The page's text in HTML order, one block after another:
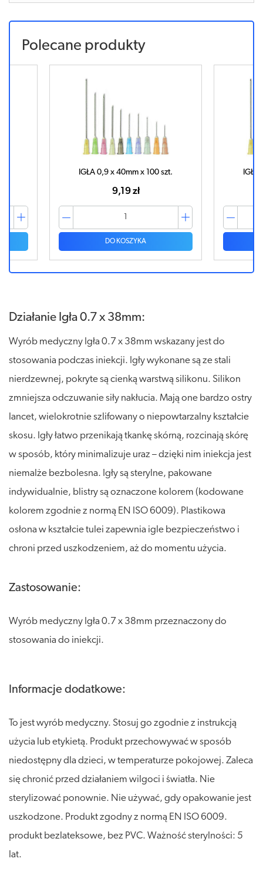
Polecane produkty
IGŁA 0,9 x 40mm x 100 szt.
9,19 zł
DO KOSZYKA
Działanie Igła 0.7 x 38mm:
Wyrób medyczny Igła 0.7 x 38mm wskazany jest do
stosowania podczas iniekcji. Igły wykonane są ze stali
nierdzewnej, pokryte są cienką warstwą silikonu. Silikon
zmniejsza odczuwanie siły nakłucia. Mają one bardzo ostry
lancet, wielokrotnie szlifowany o niepowtarzalny kształcie
skosu. Igły łatwo przenikają tkankę skórną, rozcinają skórę
w sposób, który minimalizuje uraz – dzięki nim iniekcja jest
niemalże bezbolesna. Igły są sterylne, pakowane
indywidualnie, blistry są oznaczone kolorem (kodowane
kolorem zgodnie z normą EN ISO 6009). Plastikowa
osłona w kształcie tulei zapewnia igle bezpieczeństwo i
chroni przed uszkodzeniem, aż do momentu użycia.
Zastosowanie:
Wyrób medyczny Igła 0.7 x 38mm przeznaczony do
stosowania do iniekcji.
Informacje dodatkowe:
To jest wyrób medyczny. Stosuj go zgodnie z instrukcją
użycia lub etykietą. Produkt przechowywać w sposób
niedostępny dla dzieci, w temperaturze pokojowej. Zaleca
się chronić przed działaniem wilgoci i światła. Nie
sterylizować ponownie. Nie używać, gdy opakowanie jest
uszkodzone. Produkt zgodny z normą EN ISO 6009.
produkt bezlateksowe, bez PVC. Ważność sterylności: 5
lat.